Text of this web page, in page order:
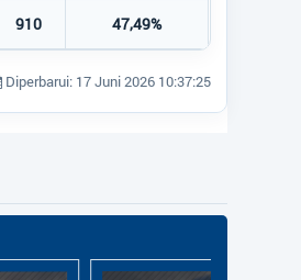
910 47,49%
Diperbarui: 17 Juni 2026 10:37:25